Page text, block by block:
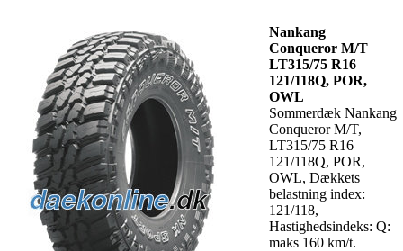
Nankang
Conqueror M/T
LT315/75 R16
121/118Q, POR,
OWL
Sommerdæk Nankang
Conqueror M/T,
LT315/75 R16
121/118Q, POR,
OWL, Dækkets
belastning index:
121/118,
Hastighedsindeks: Q:
maks 160 km/t.